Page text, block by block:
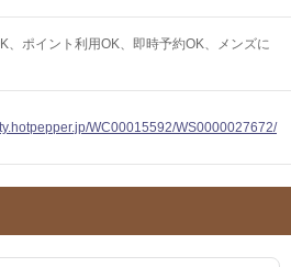
ポイント利用OK 即時予約OK
メンズに
WC00015592/WS0000027672/